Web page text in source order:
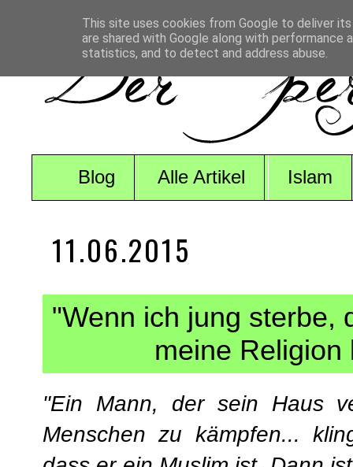
Blog Alle Artikel Islam
11.06.2015
"Wenn ich jung sterbe,
meine
"Ein Mann, der sein Haus
Menschen zu kämpfen...
This site uses cookies from Google to deliver
are shared with Google along with
statistics, and to detect and address abuse.